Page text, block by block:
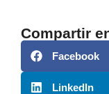
Compartir
Facebook
LinkedIn